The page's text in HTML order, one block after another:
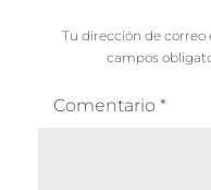
Tu dirección de correo
campos
Comentario *